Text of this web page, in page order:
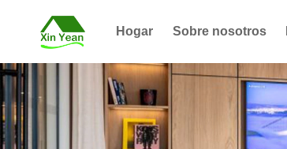
Hogar Sobre nosotros